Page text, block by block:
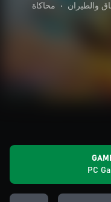
والطيران • محاكاة